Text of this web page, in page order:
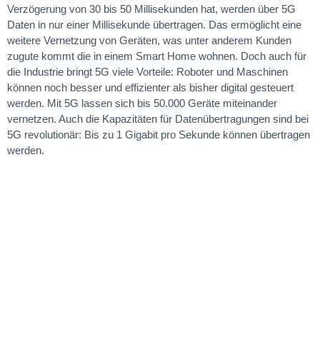
Verzögerung von 30 bis 50 Millisekunden hat, werden über 5G
Daten in nur einer Millisekunde übertragen. Das ermöglicht eine
weitere Vernetzung von Geräten, was unter anderem Kunden
zugute kommt die in einem Smart Home wohnen. Doch auch für
die Industrie bringt 5G viele Vorteile: Roboter und Maschinen
können noch besser und effizienter als bisher digital gesteuert
werden. Mit 5G lassen sich bis 50.000 Geräte miteinander
vernetzen. Auch die Kapazitäten für Datenübertragungen sind bei
5G revolutionär: Bis zu 1 Gigabit pro Sekunde können übertragen
werden.